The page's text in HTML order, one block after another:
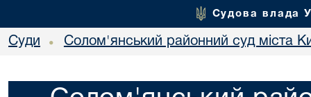
Судова влада
Суди • Солом'янський районний суд міста